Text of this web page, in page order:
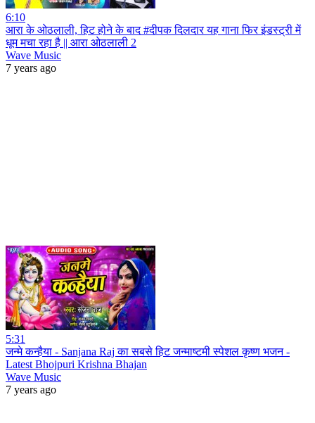
6:10
आरा के ओठलाली, हिट होने के बाद #दीपक दिलदार यह गाना फिर इंडस्ट्री में
धूम मचा रहा है || आरा ओठलाली 2
Wave Music
7 years ago
5:31
जन्मे कन्हैया - Sanjana Raj का सबसे हिट जन्माष्टमी स्पेशल कृष्ण भजन -
Latest Bhojpuri Krishna Bhajan
Wave Music
7 years ago